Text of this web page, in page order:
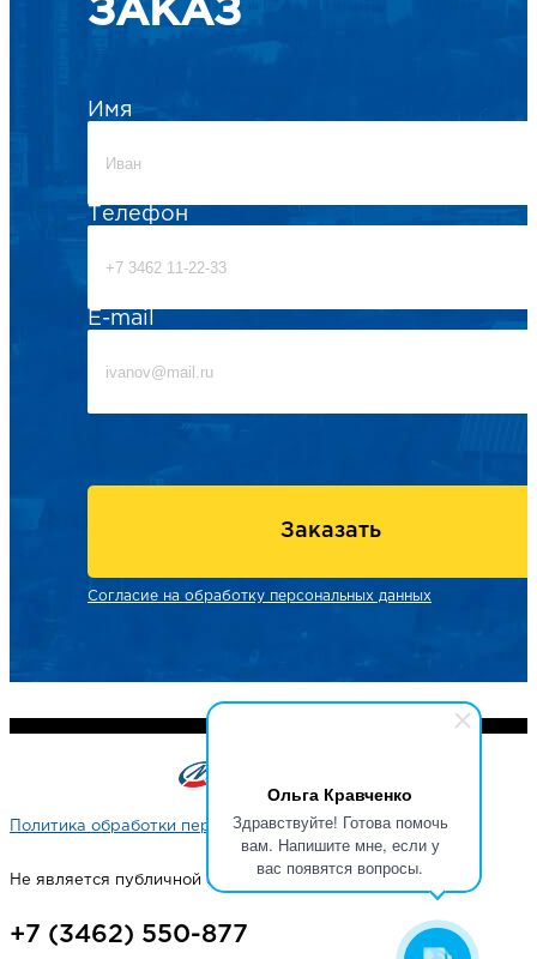
Ольга Кравченко
Здравствуйте! Готова помочь
вам. Напишите мне, если у
вас появятся вопросы.
ЗАКАЗ
Имя
Телефон
E-mail
Заказать
Согласие на обработку персональных данных
Политика обработки персональных данных
Не является публичной офертой
+7 (3462) 550-877